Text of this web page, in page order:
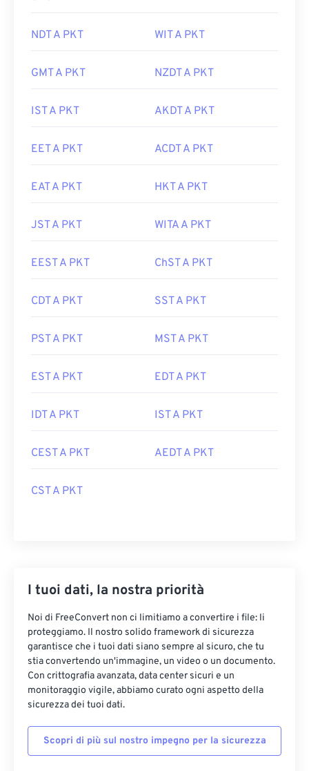
NDT A PKT WIT A PKT
GMT A PKT NZDT A PKT
IST A PKT AKDT A PKT
EET A PKT ACDT A PKT
EAT A PKT HKT A PKT
JST A PKT WITA A PKT
EEST A PKT ChST A PKT
CDT A PKT SST A PKT
PST A PKT MST A PKT
EST A PKT EDT A PKT
IDT A PKT IST A PKT
CEST A PKT AEDT A PKT
CST A PKT
I tuoi dati, la nostra priorità
Noi di FreeConvert non ci limitiamo a convertire i file: li
proteggiamo. Il nostro solido framework di sicurezza
garantisce che i tuoi dati siano sempre al sicuro, che tu
stia convertendo un'immagine, un video o un documento.
Con crittografia avanzata, data center sicuri e un
monitoraggio vigile, abbiamo curato ogni aspetto della
sicurezza dei tuoi dati.
Scopri di più sul nostro impegno per la sicurezza